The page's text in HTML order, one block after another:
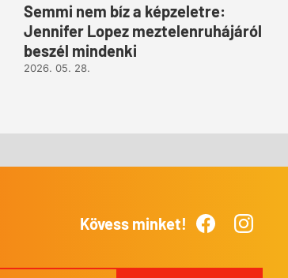
Semmi nem bíz a képzeletre:
Jennifer Lopez meztelenruhájáról
beszél mindenki
2026. 05. 28.
Kövess minket!